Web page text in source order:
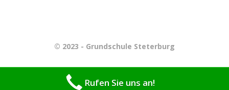
-- Kalender
-- Ferienkalender
© 2023 - Grundschule Steterburg
Rufen Sie uns an!